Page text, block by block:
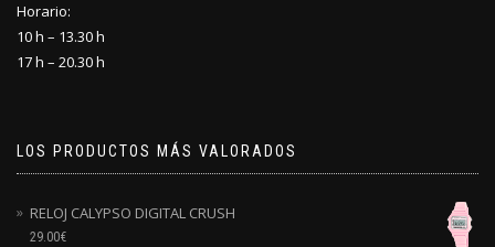
Horario:
10 h – 13.30 h
17 h – 20.30 h
LOS PRODUCTOS MÁS VALORADOS
RELOJ CALYPSO DIGITAL CRUSH
29.00€